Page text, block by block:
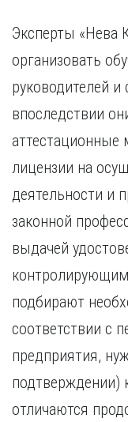
Эксперты «Нева
организовать
руководителей
впоследствии
лицензии на
деятельности и
законной
выдачей
подбирают
соответствии с
предприятия,
подтверждении)
отличаются